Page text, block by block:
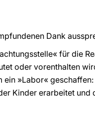
Dank
für die
oder vorenthalten
ein »Labor« geschaffen:
Kinder erarbeitet und